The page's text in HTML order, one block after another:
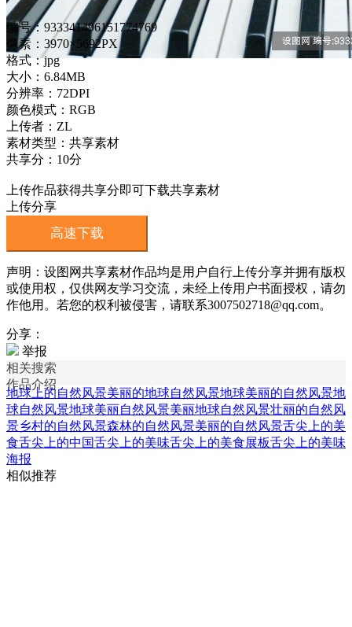
编号：933341496151774769
像素：3970×5692PX
格式：jpg
大小：6.84MB
分辨率：72DPI
颜色模式：RGB
上传者：ZL
素材类型：共享素材
共享分：10分
上传作品获得共享分即可下载共享素材
上传分享
高速下载
声明：设图网共享素材作品均是用户自行上传分享并拥有版权
或使用权，仅供网友学习交流，未经上传用户书面授权，请勿
作他用。若您的权利被侵害，请联系3007502718@qq.com。
分享：
举报
相关搜索
作品介绍
地球上的自然风景美丽的地球自然风景地球美丽的自然风景地
球自然风景地球美丽自然风景美丽地球自然风景壮丽的自然风
景乡村的自然风景森林的自然风景美丽的自然风景舌尖上的美
食舌尖上的中国舌尖上的美味舌尖上的美食展板舌尖上的美味
海报
相似推荐